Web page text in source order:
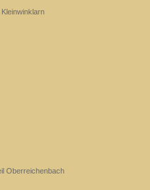
Oberreichenbach